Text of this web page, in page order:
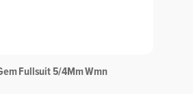
Fullsuit 5/4Mm Wmn